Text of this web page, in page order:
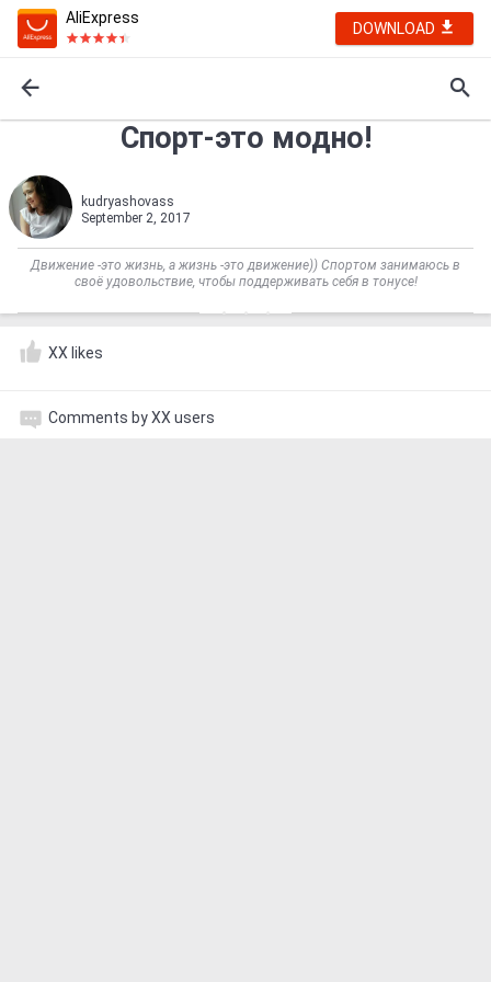
AliExpress
DOWNLOAD
Спорт-это модно!
kudryashovass
September 2, 2017
Движение -это жизнь, а жизнь -это движение)) Спортом занимаюсь в
своё удовольствие, чтобы поддерживать себя в тонусе!
XX likes
Comments by XX users